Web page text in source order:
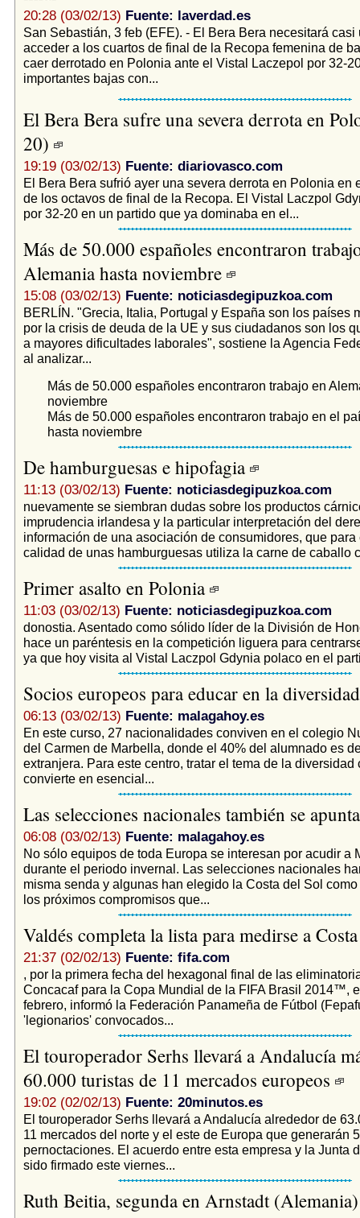
20:28 (03/02/13) Fuente: laverdad.es
San Sebastián, 3 feb (EFE). - El Bera Bera necesitará casi
acceder a los cuartos de final de la Recopa femenina de
caer derrotado en Polonia ante el Vistal Laczepol por 32-
importantes bajas con...
El Bera Bera sufre una severa derrota en
20)
19:19 (03/02/13) Fuente: diariovasco.com
El Bera Bera sufrió ayer una severa derrota en Polonia en
de los octavos de final de la Recopa. El Vistal Laczpol
por 32-20 en un partido que ya dominaba en el...
Más de 50.000 españoles encontraron
Alemania hasta noviembre
15:08 (03/02/13) Fuente: noticiasdegipuzkoa.com
BERLÍN. "Grecia, Italia, Portugal y España son los países
por la crisis de deuda de la UE y sus ciudadanos son los
a mayores dificultades laborales", sostiene la Agencia
al analizar...
Más de 50.000 españoles encontraron trabajo en
noviembre
Más de 50.000 españoles encontraron trabajo en el
hasta noviembre
De hamburguesas e hipofagia
11:13 (03/02/13) Fuente: noticiasdegipuzkoa.com
nuevamente se siembran dudas sobre los productos
imprudencia irlandesa y la particular interpretación del
información de una asociación de consumidores, que para
calidad de unas hamburguesas utiliza la carne de caballo
Primer asalto en Polonia
11:03 (03/02/13) Fuente: noticiasdegipuzkoa.com
donostia. Asentado como sólido líder de la División de
hace un paréntesis en la competición liguera para
ya que hoy visita al Vistal Laczpol Gdynia polaco en el
Socios europeos para educar en la
06:13 (03/02/13) Fuente: malagahoy.es
En este curso, 27 nacionalidades conviven en el colegio
del Carmen de Marbella, donde el 40% del alumnado es
extranjera. Para este centro, tratar el tema de la diversidad
convierte en esencial...
Las selecciones nacionales también se
06:08 (03/02/13) Fuente: malagahoy.es
No sólo equipos de toda Europa se interesan por acudir a
durante el periodo invernal. Las selecciones nacionales
misma senda y algunas han elegido la Costa del Sol
los próximos compromisos que...
Valdés completa la lista para medirse a
21:37 (02/02/13) Fuente: fifa.com
, por la primera fecha del hexagonal final de las
Concacaf para la Copa Mundial de la FIFA Brasil 2014™,
febrero, informó la Federación Panameña de Fútbol
'legionarios' convocados...
El touroperador Serhs llevará a Andalucía
60.000 turistas de 11 mercados europeos
19:02 (02/02/13) Fuente: 20minutos.es
El touroperador Serhs llevará a Andalucía alrededor de
11 mercados del norte y el este de Europa que generarán
pernoctaciones. El acuerdo entre esta empresa y la Junta
sido firmado este viernes...
Ruth Beitia, segunda en Arnstadt